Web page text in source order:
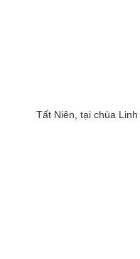
Tất Niên, tại chùa